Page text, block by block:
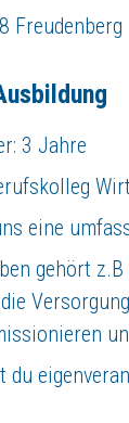
Dich an?
Ausbildung
Bewerbung!
Freudenberg
3 Jahre
eine
gehört
du